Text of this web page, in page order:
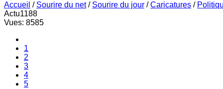
Accueil / Sourire du net / Sourire du jour /Caricatures /
Actu1188
Vues: 8585
1
2
3
4
5